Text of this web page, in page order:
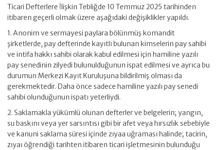
Ticari Defterlere İlişkin Tebliğde 10 Temmuz 2025 tarihinden
itibaren geçerli olmak üzere aşağıdaki değişiklikler yapıldı.
1. Anonim ve sermayesi paylara bölünmüş komandit
şirketlerde, pay defterinde kayıtlı bulunan kimselerin pay sahibi
ve intifa hakkı sahibi olarak kabul edilmesi için hamiline yazılı
pay senedinin zilyedi bulunulduğunun ispat edilmesi ve ayrıca bu
durumun Merkezi Kayıt Kuruluşuna bildirilmiş olması da
gerekmektedir. Daha önce sadece hamiline yazılı pay senedi
sahibi olunduğunun ispatı yeterliydi.
2. Saklamakla yükümlü olunan defterler ve belgelerin; yangın,
su baskını veya yer sarsıntısı gibi bir afet veya hırsızlık sebebiyle
ve kanuni saklama süresi içinde zıyaa uğraması halinde; tacirin,
zıyaı öğrendiği tarihten itibaren ticari işletmesinin bulunduğu